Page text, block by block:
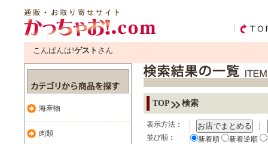
こんばんは!ゲスト さん
海産物
肉類
TOP 検索
表示方法： お店でまとめる
並び順： 新着順 新着逆順